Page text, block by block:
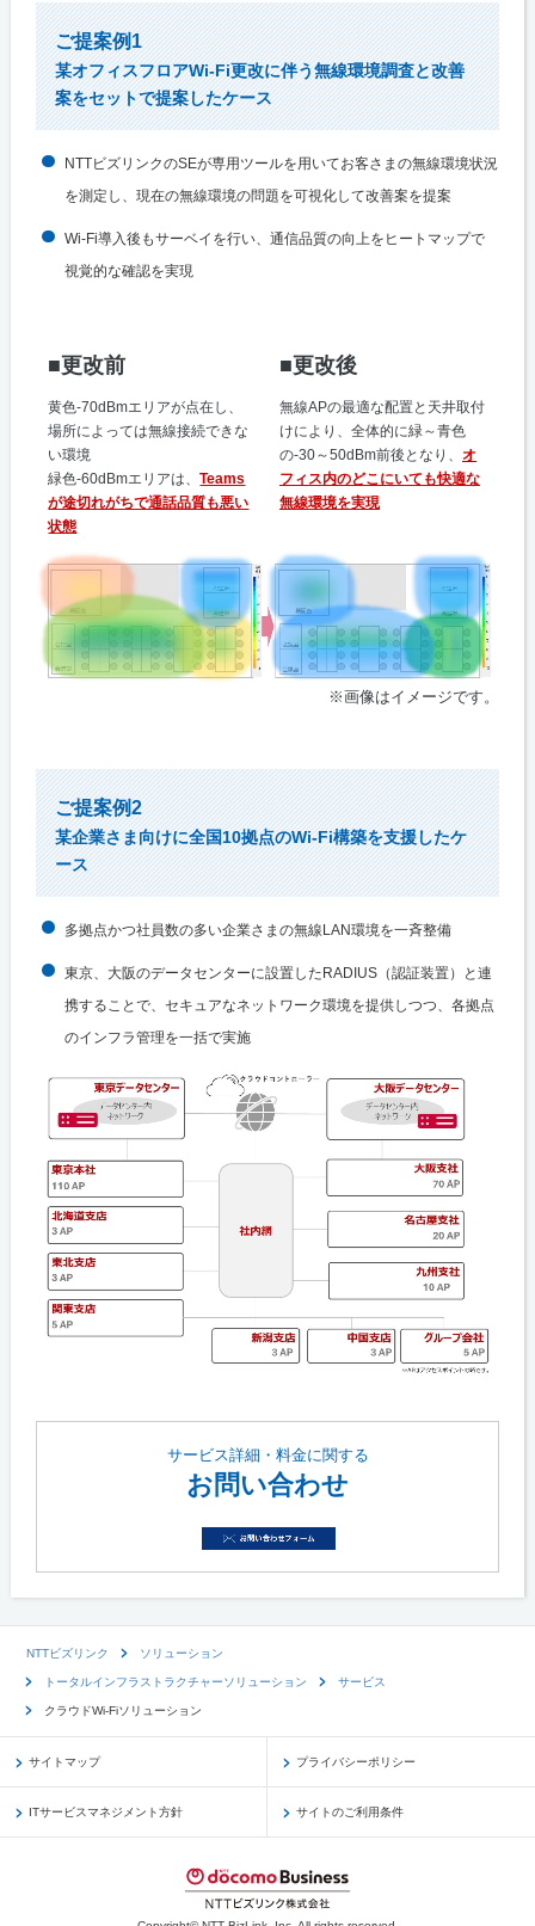
ご提案例1
某オフィスフロアWi-Fi更改に伴う無線環境調査と改善
案をセットで提案したケース
NTTビズリンクのSEが専用ツールを用いてお客さまの無線環境状況
を測定し、現在の無線環境の問題を可視化して改善案を提案
Wi-Fi導入後もサーベイを行い、通信品質の向上をヒートマップで
視覚的な確認を実現
■更改前
黄色-70dBmエリアが点在し、
場所によっては無線接続できな
い環境
緑色-60dBmエリアは、Teams
が途切れがちで通話品質も悪い
状態
■更改後
無線APの最適な配置と天井取付
けにより、全体的に緑～青色
の-30～50dBm前後となり、 オ
フィス内のどこにいても快適な
無線環境を実現
※画像はイメージです。
ご提案例2
某企業さま向けに全国10拠点のWi-Fi構築を支援したケ
ース
多拠点かつ社員数の多い企業さまの無線LAN環境を一斉整備
東京、大阪のデータセンターに設置したRADIUS（認証装置）と連
携することで、セキュアなネットワーク環境を提供しつつ、各拠点
のインフラ管理を一括で実施
サービス詳細・料金に関する
お問い合わせ
NTTビズリンク ソリューション
トータルインフラストラクチャーソリューション サービス
クラウドWi-Fiソリューション
サイトマップ プライバシーポリシー
ITサービスマネジメント方針 サイトのご利用条件